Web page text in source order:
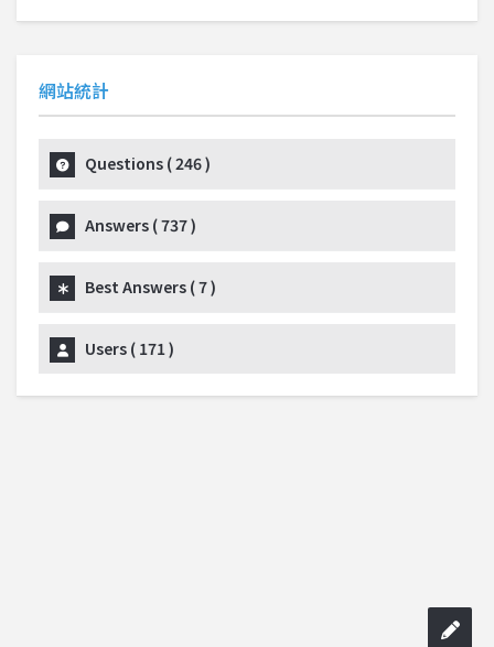
網站統計
Questions (246)
Answers (737)
Best Answers (7)
Users ( 171)